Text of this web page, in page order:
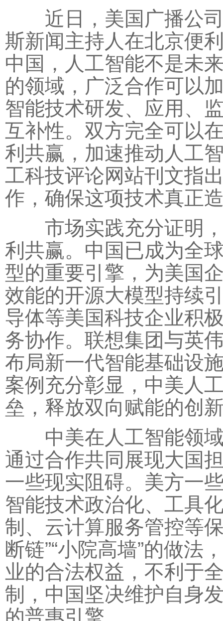
近日，美国广播公司
斯新闻主持人在北京便
中国，人工智能不是未
的领域，广泛合作可以
智能技术研发、应用、
互补性。双方完全可以
利共赢，加速推动人工
工科技评论网站刊文指
作，确保这项技术真正
市场实践充分证明，
利共赢。中国已成为全
型的重要引擎，为美国
效能的开源大模型持续
导体等美国科技企业积
务协作。联想集团与英
布局新一代智能基础设
案例充分彰显，中美人
垒，释放双向赋能的创
中美在人工智能领域
通过合作共同展现大国
一些现实阻碍。美方一
智能技术政治化、工具
制、云计算服务管控等
断链”“小院高墙”的做法
业的合法权益，不利于
制，中国坚决维护自身
的普惠引擎。